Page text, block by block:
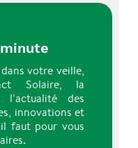
votre veille,
Solaire, la
des
innovations et
faut pour vous